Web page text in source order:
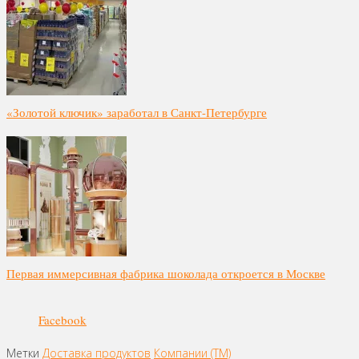
«Золотой ключик» заработал в Санкт-Петербурге
Первая иммерсивная фабрика шоколада откроется в Москве
Facebook
Метки Доставка продуктов Компании (ТМ)